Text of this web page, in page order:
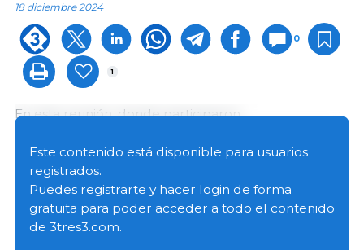
18 diciembre 2024
0
1
En esta reunión, donde participaron
maíz de Los Santos se habló además de continuar
agilizando los pagos del Programa de Compensación
de Precios y la Ley de Granos 107.
Sobre pagos por el Programa de Compensación de
Este contenido está disponible para usuarios
registrados.
Puedes registrarte y hacer login de forma
gratuita para poder acceder a todo el contenido
de 3tres3.com.